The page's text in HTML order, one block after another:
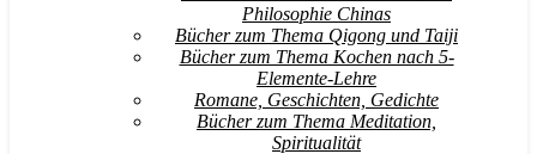
Philosophie Chinas
Bücher zum Thema Qigong und Taiji
Bücher zum Thema Kochen nach 5-
Elemente-Lehre
Romane, Geschichten, Gedichte
Bücher zum Thema Meditation,
Spiritualität